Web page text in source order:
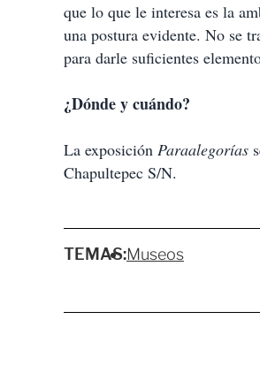
que lo que le interesa es la
una postura evidente. No se
para darle suficientes
¿Dónde y cuándo?
La exposición Paraalegorías
Chapultepec S/N.
TEMAS:Museos